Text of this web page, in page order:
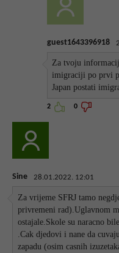
guest1643396918
Za tvoju
imigraciji po prvi
Japan postati
2 0
Sine 28.01.2022. 12:01
Za vrijeme SFRJ tamo
privremeni rad).Uglavnom
ostajale.Skole su naracno
.Cak djedovi i nane da
zapadu (osim casnih